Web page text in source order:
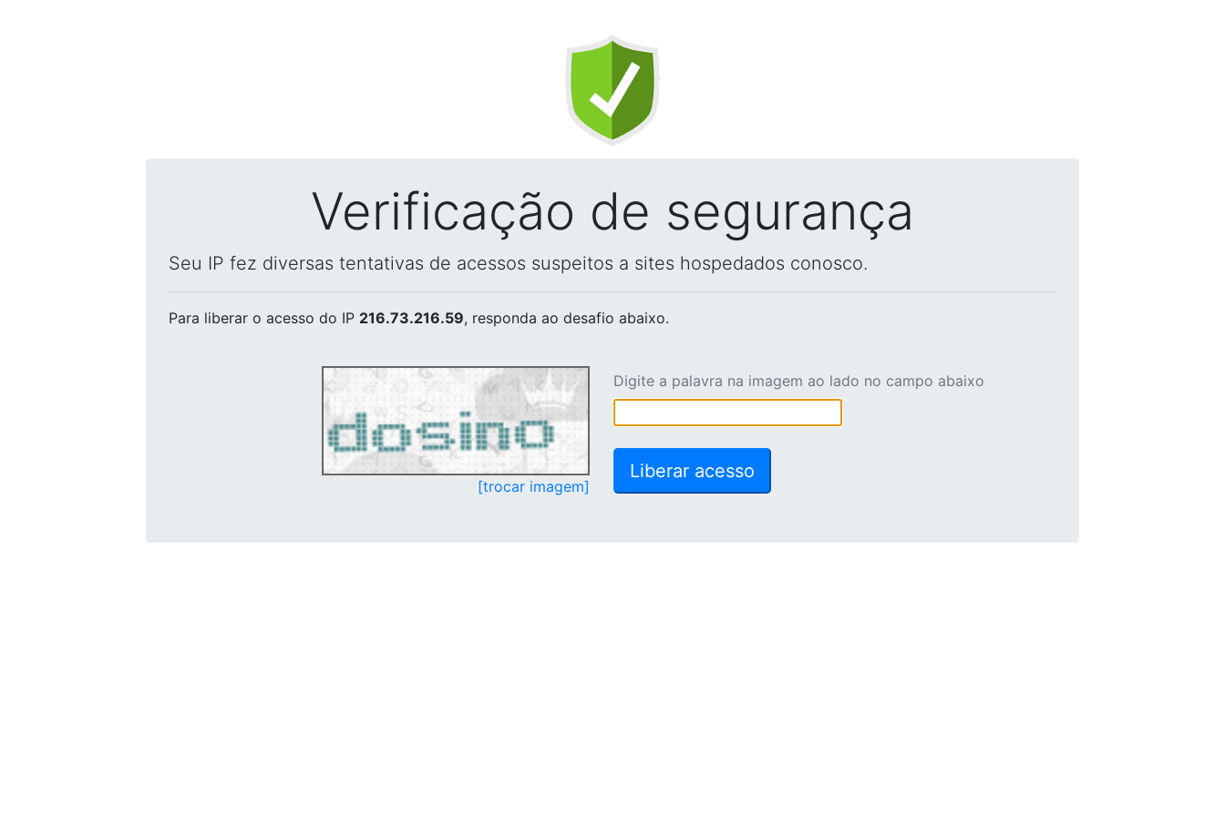
Verificação de segurança
Seu IP fez diversas tentativas de acessos suspeitos a sites hospedados conosco.
Para liberar o acesso do IP 216.73.216.59, responda ao desafio abaixo.
[trocar imagem]
Digite a palavra na imagem ao lado no campo abaixo